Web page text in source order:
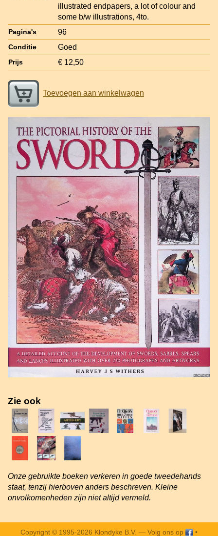
illustrated endpapers, a lot of colour and
some b/w illustrations, 4to.
Pagina's 96
Conditie Goed
Prijs € 12,50
Toevoegen aan winkelwagen
Zie ook
Onze gebruikte boeken verkeren in goede tweedehands
staat, tenzij hierboven anders beschreven. Kleine
onvolkomenheden zijn niet altijd vermeld.
Copyright © 1995-2026 Klondyke B.V. — Volg ons op •